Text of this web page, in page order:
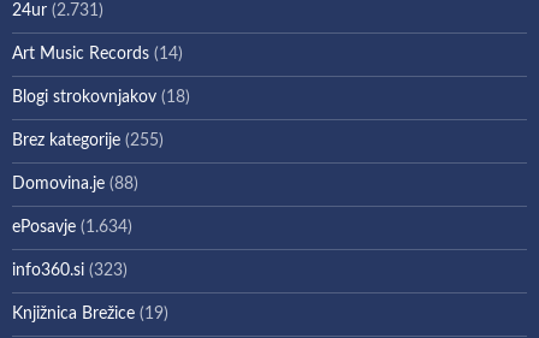
24ur (2.731)
Art Music Records (14)
Blogi strokovnjakov (18)
Brez kategorije (255)
Domovina.je (88)
ePosavje (1.634)
info360.si (323)
Knjižnica Brežice (19)